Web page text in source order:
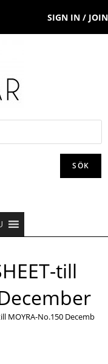
SIGN IN / JOIN
SÖK
till
MOYRA-No.150 December